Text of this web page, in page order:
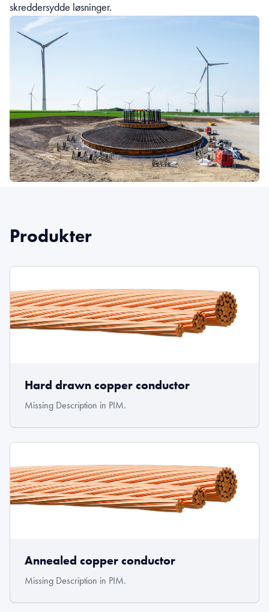
skreddersydde løsninger.
Produkter
Hard drawn copper conductor
Missing Description in PIM.
Annealed copper conductor
Missing Description in PIM.